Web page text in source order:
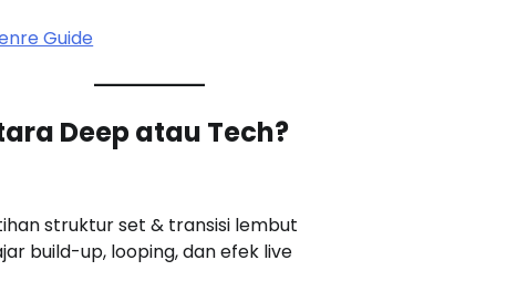
Guide
Deep atau Tech?
struktur set & transisi lembut
build-up, looping, dan efek live